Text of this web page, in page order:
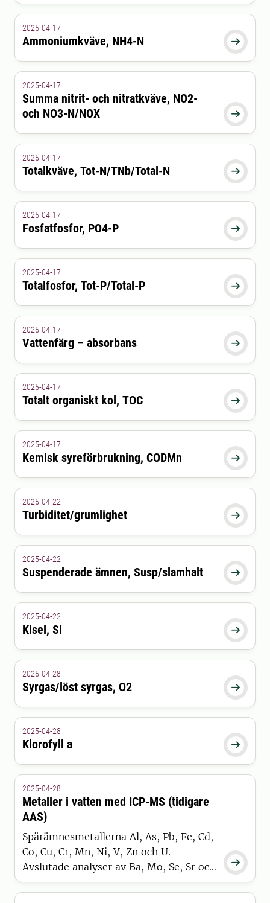

2025-04-17
Ammoniumkväve, NH4-N

2025-04-17
Summa nitrit- och nitratkväve, NO2-
och NO3-N/NOX

2025-04-17
Totalkväve, Tot-N/TNb/Total-N

2025-04-17
Fosfatfosfor, PO4-P

2025-04-17
Totalfosfor, Tot-P/Total-P

2025-04-17
Vattenfärg – absorbans

2025-04-17
Totalt organiskt kol, TOC

2025-04-17
Kemisk syreförbrukning, CODMn

2025-04-22
Turbiditet/grumlighet

2025-04-22
Suspenderade ämnen, Susp/slamhalt

2025-04-22
Kisel, Si

2025-04-28
Syrgas/löst syrgas, O2

2025-04-28
Klorofyll a

2025-04-28
Metaller i vatten med ICP-MS (tidigare
AAS)
Spårämnesmetallerna Al, As, Pb, Fe, Cd,
Co, Cu, Cr, Mn, Ni, V, Zn och U.
Avslutade analyser av Ba, Mo, Se, Sr och
W.